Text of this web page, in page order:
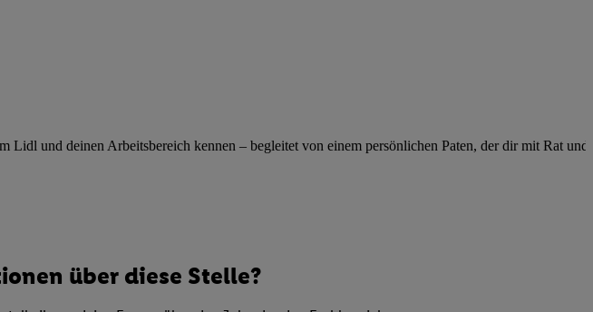
und deinen Arbeitsbereich kennen – begleitet von einem persönlichen Paten, der dir mit Rat und
über diese Stelle?
anhand automatisch übermittelter Informationen,
der Werbeleistung. Verwendung von Profilen